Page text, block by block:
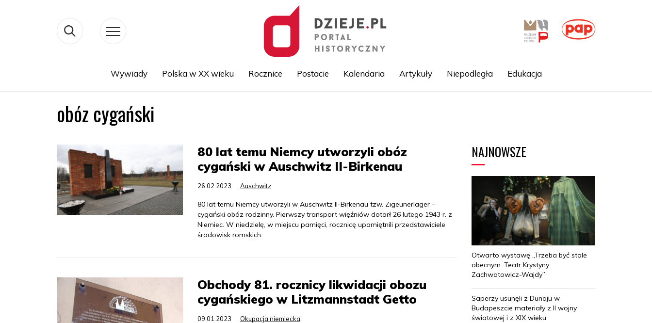
Wywiady Polska w XX wieku Rocznice Postacie Kalendaria Artykuły Niepodległa Edukacja
obóz cygański
80 lat temu Niemcy utworzyli obóz
cygański w Auschwitz II-Birkenau
26.02.2023 Auschwitz
80 lat temu Niemcy utworzyli w Auschwitz II-Birkenau tzw. Zigeunerlager –
cygański obóz rodzinny. Pierwszy transport więźniów dotarł 26 lutego 1943 r. z
Niemiec. W niedzielę, w miejscu pamięci, rocznicę upamiętnili przedstawiciele
środowisk romskich.
Obchody 81. rocznicy likwidacji obozu
cygańskiego w Litzmannstadt Getto
09.01.2023 Okupacja niemiecka
NAJNOWSZE
Otwarto wystawę „Trzeba być stale
obecnym. Teatr Krystyny
Zachwatowicz-Wajdy”
Saperzy usunęli z Dunaju w
Budapeszcie materiały z II wojny
światowej i z XIX wieku